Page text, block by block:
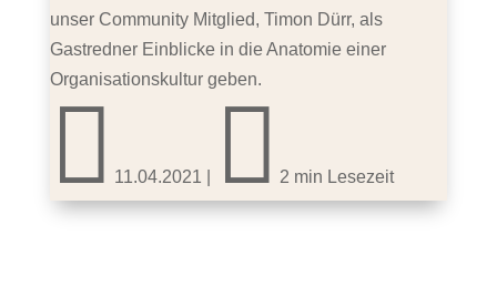
unser Community Mitglied, Timon Dürr, als
Gastredner Einblicke in die Anatomie einer
Organisationskultur geben.
 11.04.2021  2 min Lesezeit